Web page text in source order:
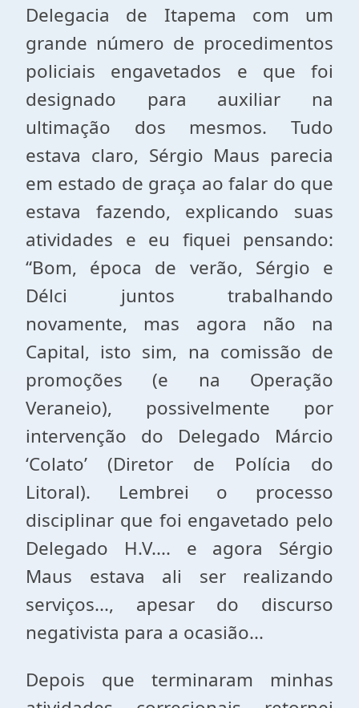
Delegacia de Itapema com um
grande número de procedimentos
policiais engavetados e que foi
designado para auxiliar na
ultimação dos mesmos. Tudo
estava claro, Sérgio Maus parecia
em estado de graça ao falar do que
estava fazendo, explicando suas
atividades e eu fiquei pensando:
“Bom, época de verão, Sérgio e
Délci juntos trabalhando
novamente, mas agora não na
Capital, isto sim, na comissão de
promoções (e na Operação
Veraneio), possivelmente por
intervenção do Delegado Márcio
‘Colato’ (Diretor de Polícia do
Litoral). Lembrei o processo
disciplinar que foi engavetado pelo
Delegado H.V.... e agora Sérgio
Maus estava ali ser realizando
serviços..., apesar do discurso
negativista para a ocasião...
Depois que terminaram minhas